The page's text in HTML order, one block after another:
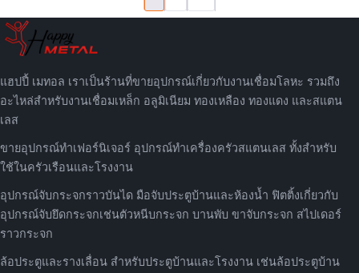
แฮปปี้ เมทอล เราเป็นร้านที่ขายอุปกรณ์เกี่ยวกับงานเชื่อมโลหะ รวมถึง
อะไหล่สำหรับงานเชื่อมเหล็ก อลูมิเนียม ทองเหลือง ทองแดง และสแตน
เลส
ขายอุปกรณ์ทำเฟอร์นิเจอร์ อุปกรณ์ทำเครื่องครัวสแตนเลส ทั้งสำหรับ
ใช้ในครัวเรือนและโรงงาน
อุปกรณ์จับกระจกราวบันได มือจับประตูบ้านและห้องน้ำ ฟิตติ้งเกี่ยวกับ
อุปกรณ์จับยึดกระจกเช่นตัวหนีบกระจก บานพับ ขาจับกระจก สไปเดอร์
ราวกระจก
ล้อประตูและรางเลื่อน สำหรับประตูบ้านและโรงงาน เช่นล้อประตูบ้าน